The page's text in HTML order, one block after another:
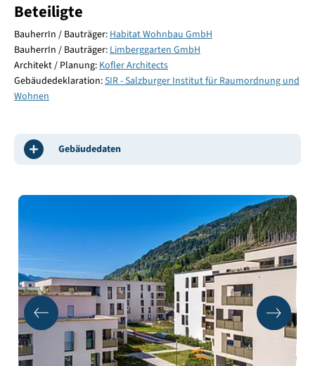
Beteiligte
BauherrIn / Bauträger:Habitat Wohnbau GmbH
BauherrIn / Bauträger:Limberggarten GmbH
Architekt / Planung:Kofler Architects
Gebäudedeklaration:SIR - Salzburger Institut für Raumordnung und
Wohnen
Gebäudedaten